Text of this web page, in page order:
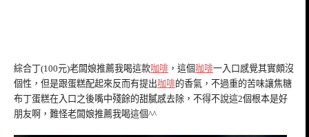
綜合丁(100元)老闆娘推薦我喝這款咖啡 ，這個 咖啡一入口感覺其實頗沒
個性，但是跟蛋糕配起來反而有提出咖啡的香氣，不過重的苦味讓焦糖
布丁蛋糕在入口之後嘴中殘餘的甜膩感去除，不得不說這2個根本是好
朋友啊，難怪老闆娘推薦我喝這個^^